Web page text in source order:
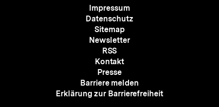
Meta-
Navigation
Impressum
Datenschutz
Sitemap
Newsletter
RSS
Kontakt
Presse
Barriere melden
Erklärung zur Barrierefreiheit